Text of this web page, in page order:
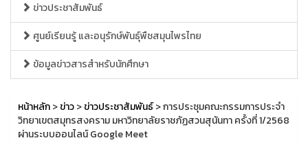
ข่าวประชาสัมพันธ์
ศูนย์เรียนรู้ และอนุรักษ์พันธุ์พืชสมุนไพรไทย
ข้อมูลข่าวสารสำหรับนักศึกษา
หน้าหลัก>ข่าว>ข่าวประชาสัมพันธ์> การประชุมคณะกรรมการประจำ
วิทยาเขตสมุทรสงคราม มหาวิทยาลัยราชภัฏสวนสุนันทา ครั้งที่ 1/2568
ผ่านระบบออนไลน์ Google Meet